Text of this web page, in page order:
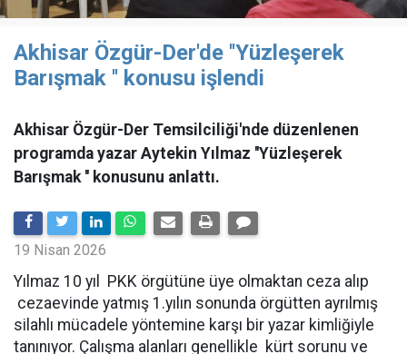
Akhisar Özgür-Der'de ''Yüzleşerek
Barışmak '' konusu işlendi
Akhisar Özgür-Der Temsilciliği'nde düzenlenen
programda yazar Aytekin Yılmaz ''Yüzleşerek
Barışmak '' konusunu anlattı.
19 Nisan 2026
Yılmaz 10 yıl PKK örgütüne üye olmaktan ceza alıp
cezaevinde yatmış 1.yılın sonunda örgütten ayrılmış
silahlı mücadele yöntemine karşı bir yazar kimliğiyle
tanınıyor. Çalışma alanları genellikle kürt sorunu ve